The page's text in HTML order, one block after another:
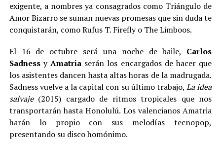
exigente, a nombres ya consagrados como Triángulo de
Amor Bizarro se suman nuevas promesas que sin duda te
conquistarán, como Rufus T. Firefly o The Limboos.
El 16 de octubre será una noche de baile, Carlos
SadnessyAmatria serán los encargados de hacer que
los asistentes dancen hasta altas horas de la madrugada.
Sadness vuelve a la capital con su último trabajo,La idea
salvaje (2015) cargado de ritmos tropicales que nos
transportarán hasta Honolulú. Los valencianos Amatria
harán lo propio con sus melodías tecnopop,
presentando su disco homónimo.